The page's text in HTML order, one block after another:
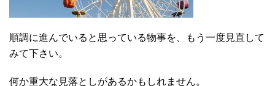
順調に進んでいると思っている物事を、もう一度見直して
みて下さい。
何か重大な見落としがあるかもしれません。